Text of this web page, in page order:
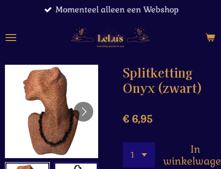
naar
Momenteel alleen een Webshop
Splitketting
Onyx (zwart)
€ 6,95
In